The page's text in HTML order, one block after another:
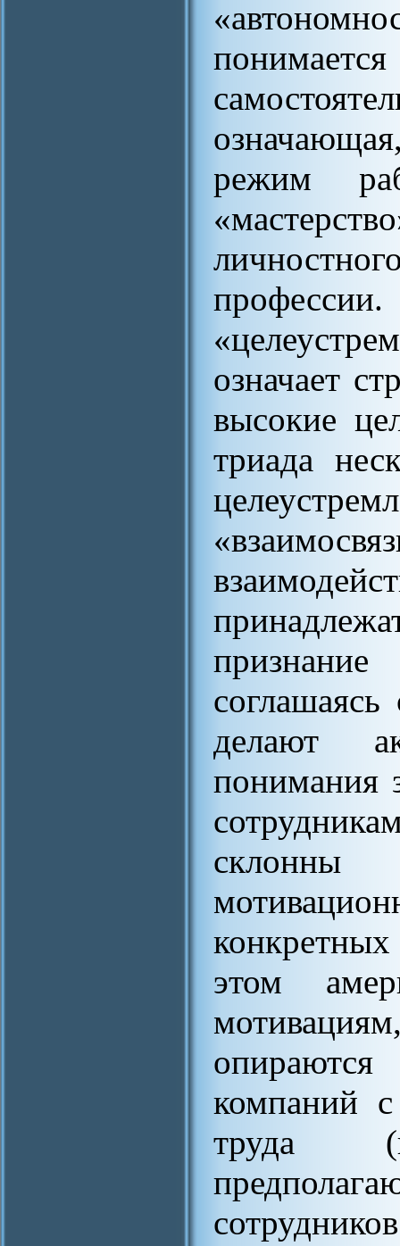
режим
означает
высокие
триада
делают
понимания
этом
компаний
труда